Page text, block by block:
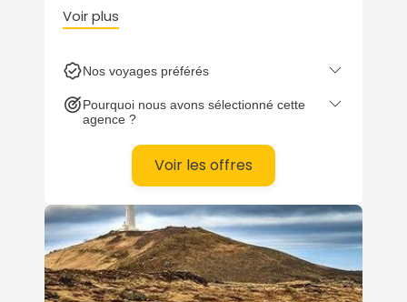
voyager en toute sérénité. Autotour,
séjours, excursions, aventure en liberté
de thèmes classiques et insolites.
Voir plus
Nos voyages préférés
Pourquoi nous avons sélectionné cette
agence ?
Voir les offres